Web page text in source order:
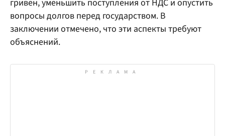
гривен, уменьшить поступления от НДС и опустить
вопросы долгов перед государством. В
заключении отмечено, что эти аспекты требуют
объяснений.